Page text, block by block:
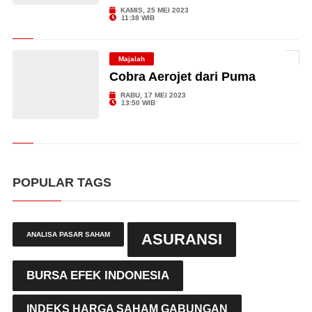
KAMIS, 25 MEI 2023
11:38 WIB
Majalah
Cobra Aerojet dari Puma
RABU, 17 MEI 2023
13:50 WIB
POPULAR TAGS
ANALISA PASAR SAHAM ASURANSI
BURSA EFEK INDONESIA
INDEKS HARGA SAHAM GABUNGAN